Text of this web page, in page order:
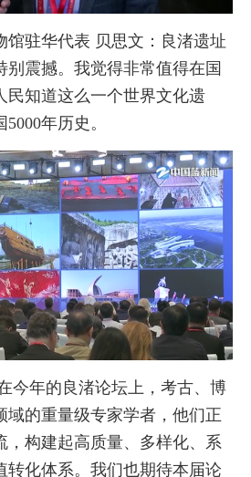
馆驻华代表 贝思文：良渚遗址
别震撼。我觉得非常值得在国
民知道这么一个世界文化遗
年历史。
今年的良渚论坛上，考古、博
域的重量级专家学者，他们正
，构建起高质量、多样化、系
转化体系。我们也期待本届论